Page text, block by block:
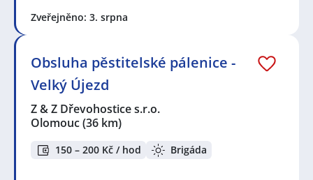
Zveřejněno: 3. srpna
Obsluha pěstitelské pálenice -
Velký Újezd
Z & Z Dřevohostice s.r.o.
Olomouc(36 km)
150 – 200 Kč / hod Brigáda